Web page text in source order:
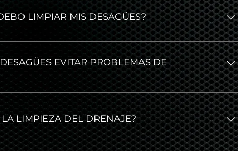
LIMPIAR MIS DESAGÜES?
desagües depende de varios factores, como la
de sistema de plomería y el uso que se le da. En
una limpieza profesional de las tuberías cada 1 o 2 años
un rendimiento óptimo.
EVITAR PROBLEMAS DE
puede ayudar a prevenir problemas de plomería al
acumulaciones que pueden causar obstrucciones y
limpias, puede mantener un flujo de agua adecuado
y reparaciones costosas.
LIMPIEZA DEL DRENAJE?
depende de varios factores, como el tamaño del